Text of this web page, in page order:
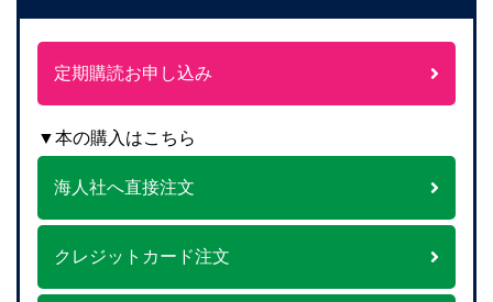
定期購読お申し込み
▼本の購入はこちら
海人社へ直接注文
クレジットカード注文